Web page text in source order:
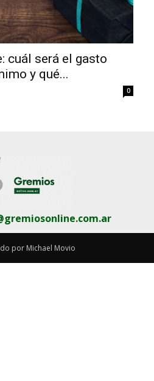
cuál será el gasto
y qué...
0
por Michael Movio